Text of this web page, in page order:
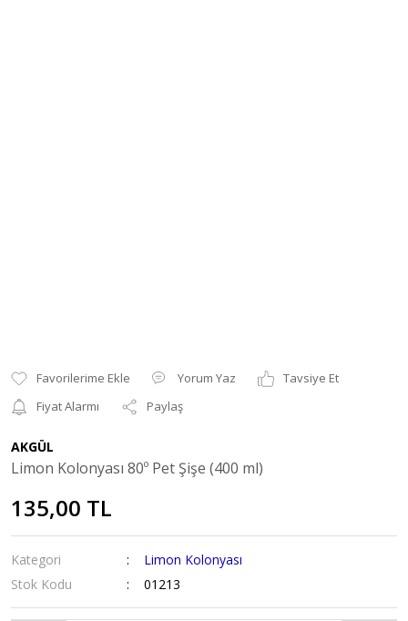
Yorum Yaz
Tavsiye Et
Fiyat Alarmı
Paylaş
AKGÜL
Limon Kolonyası 80º Pet Şişe (400 ml)
135,00 TL
Kategori
Limon Kolonyası
Stok Kodu
01213